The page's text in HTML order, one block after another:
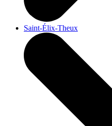
Saint-Élix-Theux